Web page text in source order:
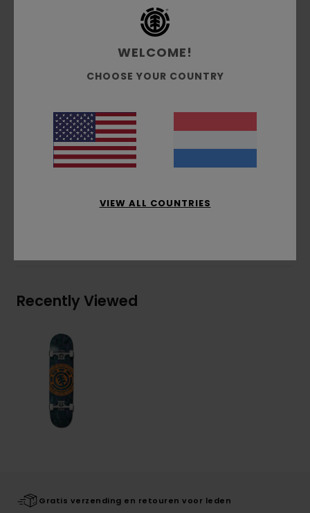
5" / 13 cm raw Element trucks met witte 90A
Chinese Esdoorn
Natuurlijke details
7/8" / 20,3 cm inbusbouten
ABEC 5-lagers
Recently Viewed
Gratis verzending en retouren voor leden
WELCOME!
CHOOSE YOUR COUNTRY
VIEW ALL COUNTRIES